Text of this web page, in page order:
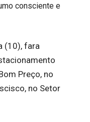
consciente e
(10), fara
Preço, no
no Setor